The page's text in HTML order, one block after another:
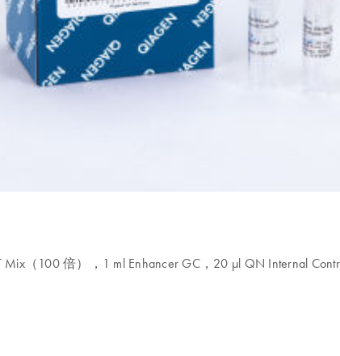
Mix（100 倍），1 ml Enhancer GC，20 µl QN Internal